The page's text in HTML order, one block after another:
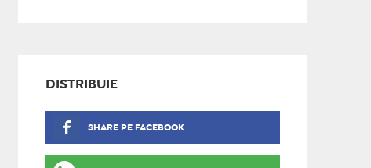
DISTRIBUIE
SHARE PE FACEBOOK